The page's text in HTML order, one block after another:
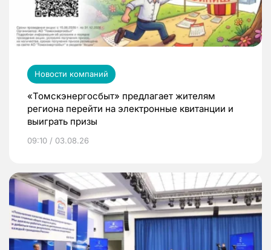
Новости компаний
«Томскэнергосбыт» предлагает жителям
региона перейти на электронные квитанции и
выиграть призы
09:10 / 03.08.26